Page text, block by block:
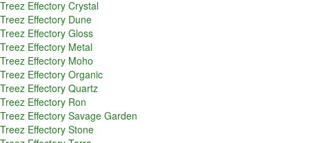
Treez Effectory Crystal
Treez Effectory Dune
Treez Effectory Gloss
Treez Effectory Metal
Treez Effectory Moho
Treez Effectory Organic
Treez Effectory Quartz
Treez Effectory Ron
Treez Effectory Savage Garden
Treez Effectory Stone